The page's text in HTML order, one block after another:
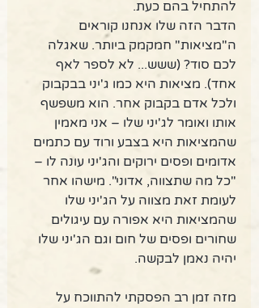
להתחיל בהם כעת.
הדבר הזה שלו אנחנו קוראים
ה"מציאות" חמקמק ביותר. שאגלה
לכם סוד? (ששש... לא לספר לאף
אחד). מציאות היא כמו ג'יני בבקבוק
ולכל אדם בקבוק אחר. הוא משפשף
אותו ואומר לג'יני שלו – אני מאמין
שהמציאות היא בצבע ורוד עם כתמים
אדומים ופסים ירוקים והג'יני עונה לו –
"כל מה שתצווה, אדוני". מישהו אחר
לעומת זאת מצווה על הג'יני שלו
שהמציאות היא אפורה עם עיגולים
שחורים ופסים של חום וגם הג'יני שלו
יהיה נאמן לבקשה.
מזה זמן רב הפסקתי להתווכח על